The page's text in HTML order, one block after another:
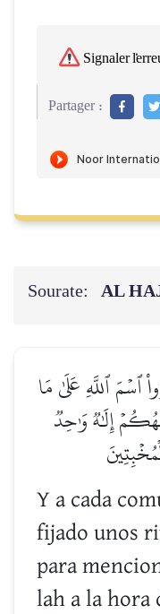
Signaler
Partager :
Sourate: AL
ٱسۡمَ ٱللَّهِ عَلَىٰ مَا
إِلَٰهٞ وَٰحِدٞ
Y a cada
fijado unos
para
lah a la hora